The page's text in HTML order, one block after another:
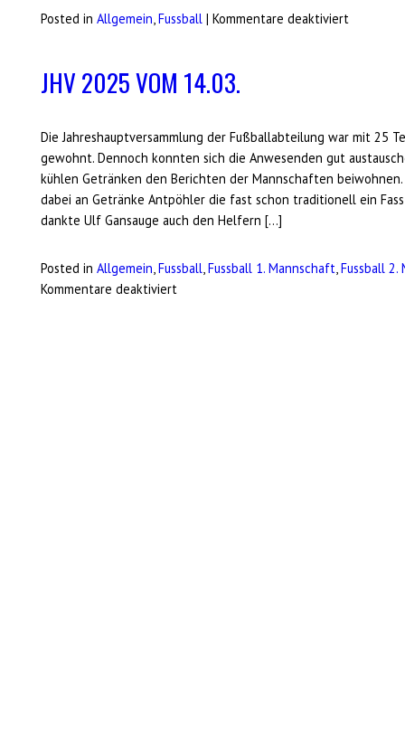
Posted in Allgemein,Fussball | Kommentare deaktiviert
JHV 2025 VOM 14.03.
Die Jahreshauptversammlung der Fußballabteilung war mit 25
gewohnt. Dennoch konnten sich die Anwesenden gut
kühlen Getränken den Berichten der Mannschaften
dabei an Getränke Antpöhler die fast schon traditionell ein
dankte Ulf Gansauge auch den Helfern […]
Posted in Allgemein,Fussball,Fussball 1. Mannschaft,Fussball 2.
Kommentare deaktiviert